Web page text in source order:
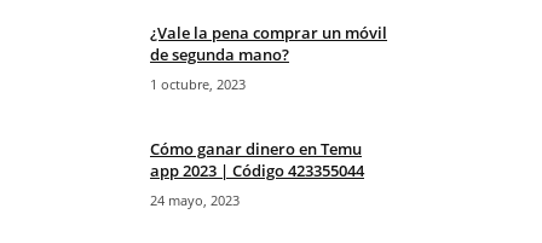
¿Vale la pena comprar un móvil
de segunda mano?
1 octubre, 2023
Cómo ganar dinero en Temu
app 2023 | Código 423355044
24 mayo, 2023